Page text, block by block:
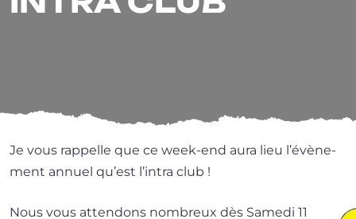
Je vous rap­pelle que ce week-end aura lieu l’é­vè­ne­
ment annuel qu’est l’in­tra club !
Nous vous atten­dons nom­breux dès Samedi 11